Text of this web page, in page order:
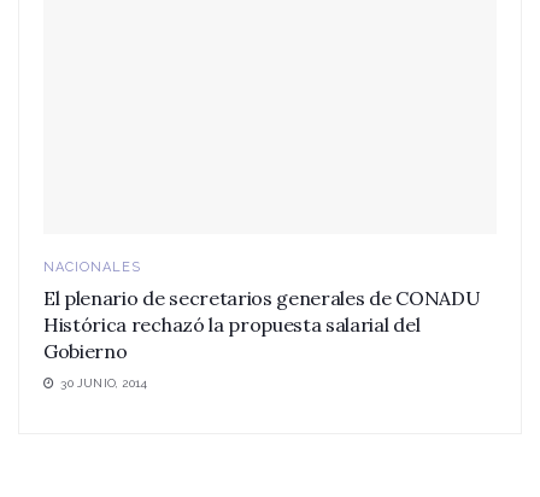
NACIONALES
El plenario de secretarios generales de CONADU
Histórica rechazó la propuesta salarial del
Gobierno
30 JUNIO, 2014